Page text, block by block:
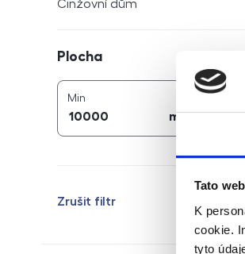
Tato
K
cookie.
tyto
Činžovní dům
Plocha
Min
m2
Zrušit filtr